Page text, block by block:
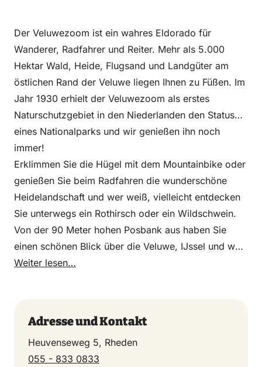
Der Veluwezoom ist ein wahres Eldorado für
Wanderer, Radfahrer und Reiter. Mehr als 5.000
Hektar Wald, Heide, Flugsand und Landgüter am
östlichen Rand der Veluwe liegen Ihnen zu Füßen. Im
Jahr 1930 erhielt der Veluwezoom als erstes
Naturschutzgebiet in den Niederlanden den Status
eines Nationalparks und wir genießen ihn noch
immer!
Erklimmen Sie die Hügel mit dem Mountainbike oder
genießen Sie beim Radfahren die wunderschöne
Heidelandschaft und wer weiß, vielleicht entdecken
Sie unterwegs ein Rothirsch oder ein Wildschwein.
Von der 90 Meter hohen Posbank aus haben Sie
einen schönen Blick über die Veluwe, IJssel und weit
in den Achterhoek. Weitere Hotspots sind: die
der Wildbeobachtungsposten Herikhuizen bei
Rheden.
Weiter lesen…
Adresse und Kontakt
Heuvenseweg 5, Rheden
055 - 833 0833